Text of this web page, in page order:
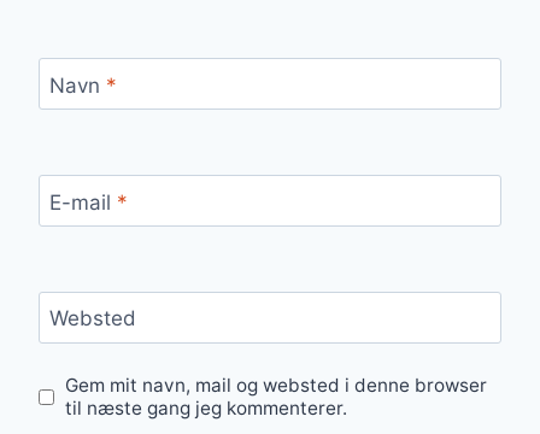
Navn *
E-mail *
Websted
Gem mit navn, mail og websted i denne browser
til næste gang jeg kommenterer.